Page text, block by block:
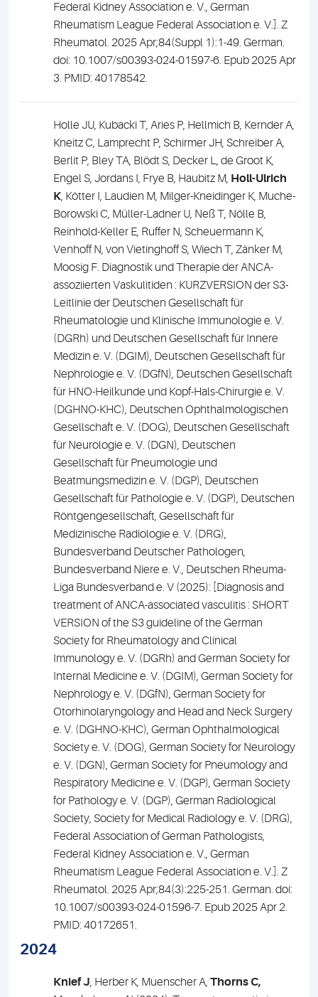
Federal Kidney Association e. V., German
Rheumatism League Federal Association e. V.].Z
Rheumatol. 2025 Apr;84(Suppl 1):1-49. German.
doi: 10.1007/s00393-024-01597-6. Epub 2025 Apr
3. PMID: 40178542.
Holle JU, Kubacki T, Aries P, Hellmich B, Kernder A,
Kneitz C, Lamprecht P, Schirmer JH, Schreiber A,
Berlit P, Bley TA, Blödt S, Decker L, de Groot K,
Engel S, Jordans I, Frye B, Haubitz M, Holl-Ulrich
K, Kötter I, Laudien M, Milger-Kneidinger K, Muche-
Borowski C, Müller-Ladner U, Neß T, Nölle B,
Reinhold-Keller E, Ruffer N, Scheuermann K,
Venhoff N, von Vietinghoff S, Wiech T, Zänker M,
Moosig F. Diagnostik und Therapie der ANCA-
assoziierten Vaskulitiden : KURZVERSION der S3-
Leitlinie der Deutschen Gesellschaft für
Rheumatologie und Klinische Immunologie e. V.
(DGRh) und Deutschen Gesellschaft für Innere
Medizin e. V. (DGIM), Deutschen Gesellschaft für
Nephrologie e. V. (DGfN), Deutschen Gesellschaft
für HNO-Heilkunde und Kopf-Hals-Chirurgie e. V.
(DGHNO-KHC), Deutschen Ophthalmologischen
Gesellschaft e. V. (DOG), Deutschen Gesellschaft
für Neurologie e. V. (DGN), Deutschen
Gesellschaft für Pneumologie und
Beatmungsmedizin e. V. (DGP), Deutschen
Gesellschaft für Pathologie e. V. (DGP), Deutschen
Röntgengesellschaft, Gesellschaft für
Medizinische Radiologie e. V. (DRG),
Bundesverband Deutscher Pathologen,
Bundesverband Niere e. V., Deutschen Rheuma-
Liga Bundesverband e. V (2025): [Diagnosis and
treatment of ANCA-associated vasculitis : SHORT
VERSION of the S3 guideline of the German
Society for Rheumatology and Clinical
Immunology e. V. (DGRh) and German Society for
Internal Medicine e. V. (DGIM), German Society for
Nephrology e. V. (DGfN), German Society for
Otorhinolaryngology and Head and Neck Surgery
e. V. (DGHNO-KHC), German Ophthalmological
Society e. V. (DOG), German Society for Neurology
e. V. (DGN), German Society for Pneumology and
Respiratory Medicine e. V. (DGP), German Society
for Pathology e. V. (DGP), German Radiological
Society, Society for Medical Radiology e. V. (DRG),
Federal Association of German Pathologists,
Federal Kidney Association e. V., German
Rheumatism League Federal Association e. V.].Z
Rheumatol. 2025 Apr;84(3):225-251. German. doi:
10.1007/s00393-024-01596-7. Epub 2025 Apr 2.
PMID: 40172651.
2024
Knief J, Herber K, Muenscher A,Thorns C,